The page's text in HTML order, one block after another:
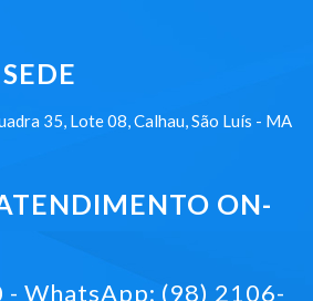
35, Lote 08, Calhau, São Luís - MA
ON-
WhatsApp: (98) 2106-